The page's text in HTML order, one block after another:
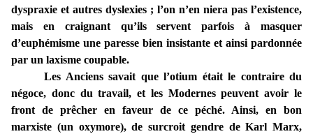
dyspraxie et autres dyslexies ; l’on n’en niera pas l’existence,
mais en craignant qu’ils servent parfois à masquer
d’euphémisme une paresse bien insistante et ainsi pardonnée
par un laxisme coupable.
Les Anciens savait que l’otium était le contraire du
négoce, donc du travail, et les Modernes peuvent avoir le
front de prêcher en faveur de ce péché. Ainsi, en bon
marxiste (un oxymore), de surcroit gendre de Karl Marx,